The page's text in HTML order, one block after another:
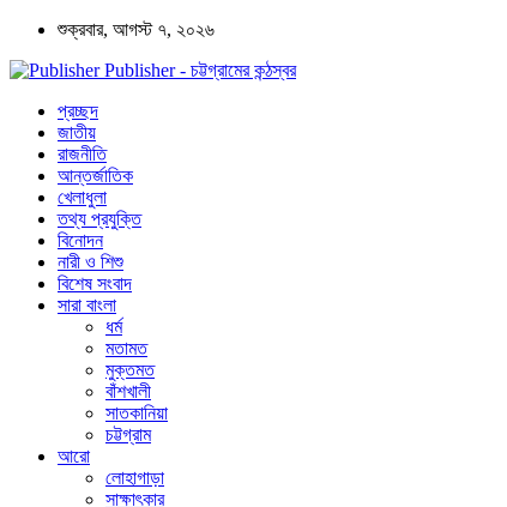
শুক্রবার, আগস্ট ৭, ২০২৬
Publisher - চট্টগ্রামের কন্ঠস্বর
প্রচ্ছদ
জাতীয়
রাজনীতি
আন্তর্জাতিক
খেলাধুলা
তথ্য প্রযুক্তি
বিনোদন
নারী ও শিশু
বিশেষ সংবাদ
সারা বাংলা
ধর্ম
মতামত
মুক্তমত
বাঁশখালী
সাতকানিয়া
চট্টগ্রাম
আরো
লোহাগাড়া
সাক্ষাৎকার